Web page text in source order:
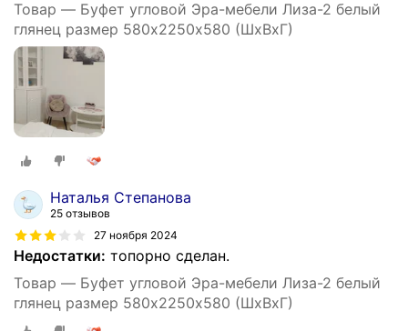
Товар — Буфет угловой Эра-мебели Лиза-2 белый
глянец размер 580х2250х580 (ШхВхГ)
Наталья Степанова
25 отзывов
27 ноября 2024
Недостатки: топорно сделан.
Товар — Буфет угловой Эра-мебели Лиза-2 белый
глянец размер 580х2250х580 (ШхВхГ)